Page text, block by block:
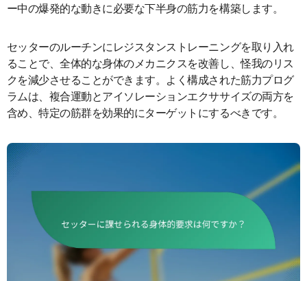
ー中の爆発的な動きに必要な下半身の筋力を構築します。
セッターのルーチンにレジスタンストレーニングを取り入れ
ることで、全体的な身体のメカニクスを改善し、怪我のリス
クを減少させることができます。よく構成された筋力プログ
ラムは、複合運動とアイソレーションエクササイズの両方を
含め、特定の筋群を効果的にターゲットにするべきです。